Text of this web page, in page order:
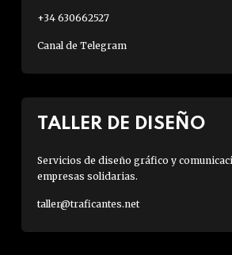
+34 630662527
Canal de Telegram
TALLER DE DISEÑO
Servicios de diseño gráfico y
empresas solidarias.
taller@traficantes.net